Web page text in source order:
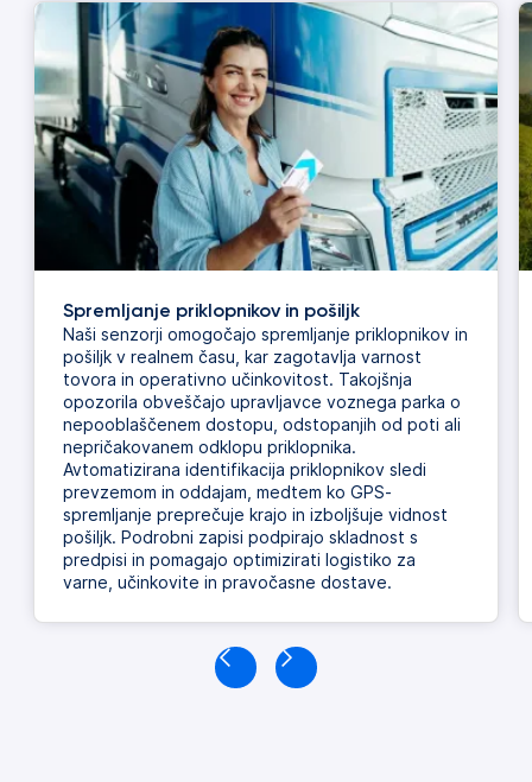
Spremljanje priklopnikov in pošiljk
Naši senzorji omogočajo spremljanje priklopnikov in
pošiljk v realnem času, kar zagotavlja varnost
tovora in operativno učinkovitost. Takojšnja
opozorila obveščajo upravljavce voznega parka o
nepooblaščenem dostopu, odstopanjih od poti ali
nepričakovanem odklopu priklopnika.
Avtomatizirana identifikacija priklopnikov sledi
prevzemom in oddajam, medtem ko GPS-
spremljanje preprečuje krajo in izboljšuje vidnost
pošiljk. Podrobni zapisi podpirajo skladnost s
predpisi in pomagajo optimizirati logistiko za
varne, učinkovite in pravočasne dostave.